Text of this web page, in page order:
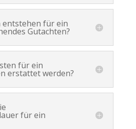
entstehen für ein
Gutachten?
für ein
erstattet werden?
für ein